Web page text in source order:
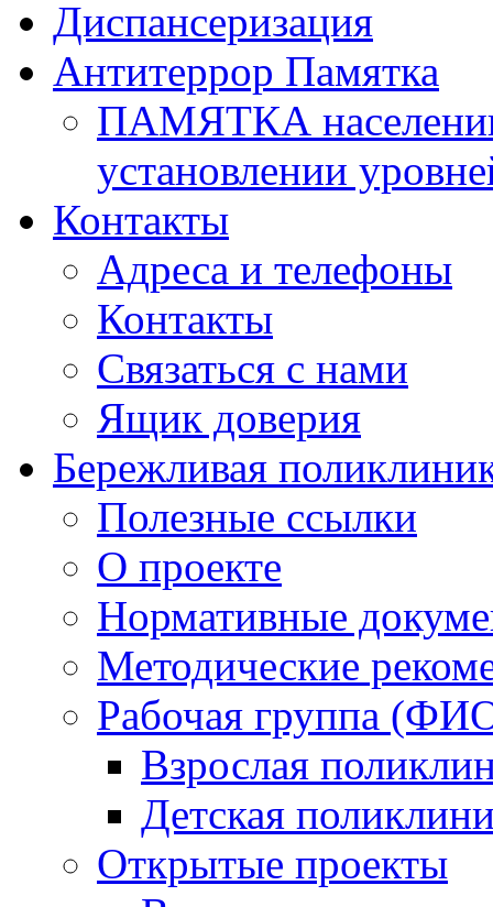
Диспансеризация
Антитеррор Памятка
ПАМЯТКА
установлении
Контакты
Адреса и телефоны
Контакты
Связаться с нами
Ящик доверия
Бережливая
Полезные ссылки
О проекте
Нормативные
Методические
Рабочая группа
Взрослая
Детская
Открытые проекты